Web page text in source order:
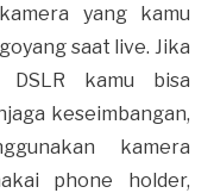
yang kamu
saat live. Jika
DSLR kamu bisa
keseimbangan,
kamera
phone holder,